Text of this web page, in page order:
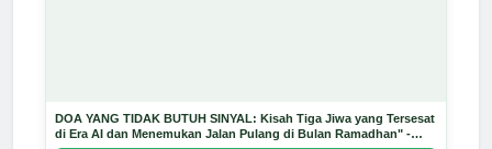
DOA YANG TIDAK BUTUH SINYAL: Kisah Tiga Jiwa yang Tersesat
di Era AI dan Menemukan Jalan Pulang di Bulan Ramadhan" -